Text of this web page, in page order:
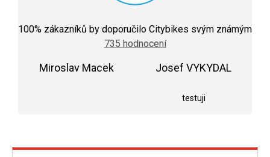
hodnocení
obchodu
je
100% zákazníků by doporučilo Citybikes svým známým
735 hodnocení
Miroslav Macek Josef VYKYDAL
testuji